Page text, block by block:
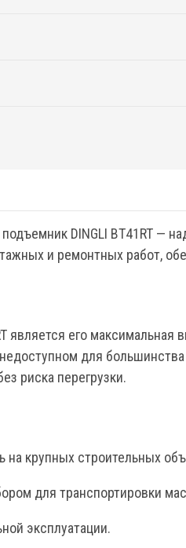
DINGLI BT41RT —
и ремонтных работ,
является его
для
риска перегрузки.
на крупных строительных
для транспортировки
эксплуатации.